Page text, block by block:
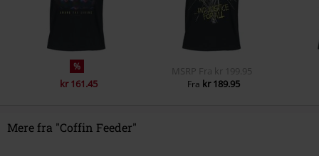
%
kr 161.45
MSRP Fra kr 199.95
Fra kr 189.95
Mere fra "Coffin Feeder"